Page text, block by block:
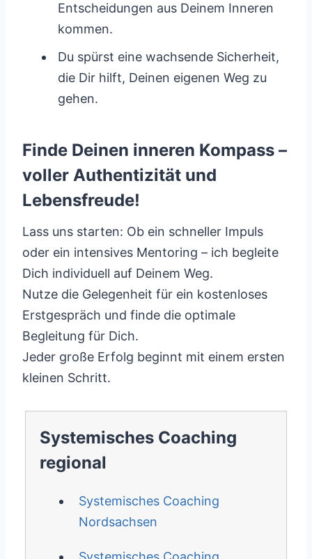
Entscheidungen aus Deinem Inneren
kommen.
Du spürst eine wachsende Sicherheit,
die Dir hilft, Deinen eigenen Weg zu
gehen.
Finde Deinen inneren Kompass –
voller Authentizität und
Lebensfreude!
Lass uns starten: Ob ein schneller Impuls
oder ein intensives Mentoring – ich begleite
Dich individuell auf Deinem Weg.
Nutze die Gelegenheit für ein kostenloses
Erstgespräch und finde die optimale
Begleitung für Dich.
Jeder große Erfolg beginnt mit einem ersten
kleinen Schritt.
Systemisches Coaching
regional
Systemisches Coaching
Nordsachsen